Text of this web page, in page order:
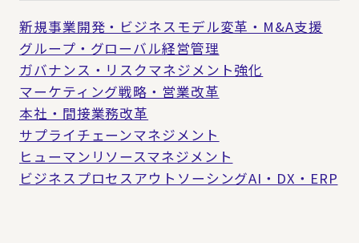
新規事業開発・ビジネスモデル変革・M&A支援
グループ・グローバル経営管理
ガバナンス・リスクマネジメント強化
マーケティング戦略・営業改革
本社・間接業務改革
サプライチェーンマネジメント
ヒューマンリソースマネジメント
ビジネスプロセスアウトソーシングAI・DX・ERP